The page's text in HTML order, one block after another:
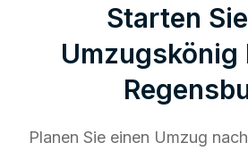
Starten
Umzugskönig
Planen Sie einen Umzug